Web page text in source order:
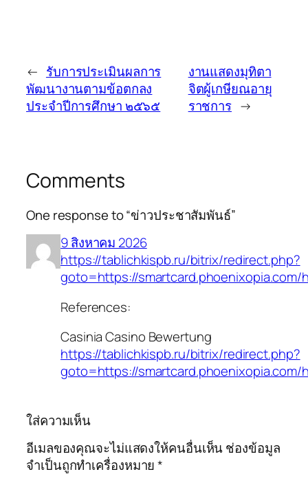
← รับการประเมินผลการ
พัฒนางานตามข้อตกลง
ประจำปีการศึกษา ๒๕๖๕
งานแสดงมุทิตา
จิตผู้เกษียณอายุ
ราชการ →
Comments
One response to “ข่าวประชาสัมพันธ์”
9 สิงหาคม 2026
https://tablichkispb.ru/bitrix/redirect.php?
goto=https://smartcard.phoenixopia.com/
References:
Casinia Casino Bewertung
https://tablichkispb.ru/bitrix/redirect.php?
goto=https://smartcard.phoenixopia.com/
ใส่ความเห็น
อีเมลของคุณจะไม่แสดงให้คนอื่นเห็นช่องข้อมูล
จำเป็นถูกทำเครื่องหมาย*